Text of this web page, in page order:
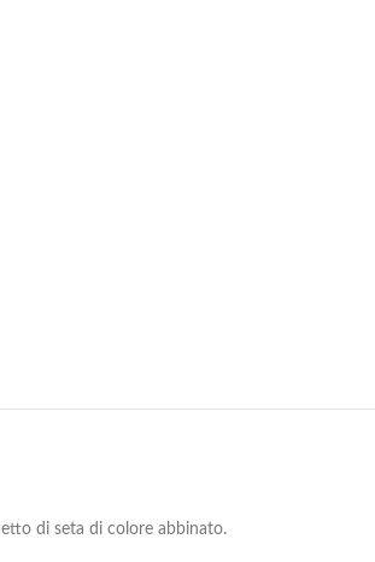
di seta di colore abbinato.